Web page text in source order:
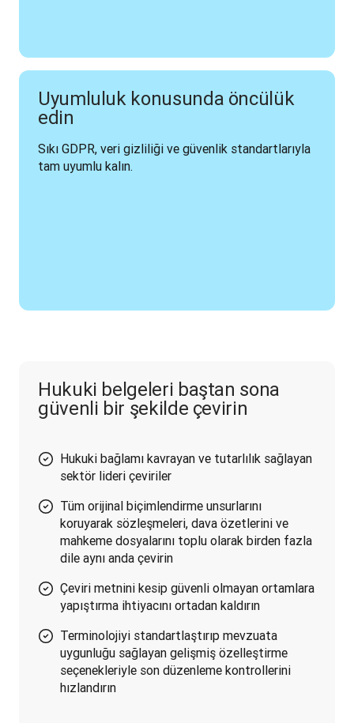
Uyumluluk konusunda öncülük
edin
Sıkı GDPR, veri gizliliği ve güvenlik standartlarıyla
tam uyumlu kalın.
Hukuki belgeleri baştan sona
güvenli bir şekilde çevirin
Hukuki bağlamı kavrayan ve tutarlılık sağlayan
sektör lideri çeviriler
Tüm orijinal biçimlendirme unsurlarını
koruyarak sözleşmeleri, dava özetlerini ve
mahkeme dosyalarını toplu olarak birden fazla
dile aynı anda çevirin
Çeviri metnini kesip güvenli olmayan ortamlara
yapıştırma ihtiyacını ortadan kaldırın
Terminolojiyi standartlaştırıp mevzuata
uygunluğu sağlayan gelişmiş özelleştirme
seçenekleriyle son düzenleme kontrollerini
hızlandırın